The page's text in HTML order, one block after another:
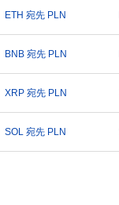
ETH 宛先 PLN
BNB 宛先 PLN
XRP 宛先 PLN
SOL 宛先 PLN